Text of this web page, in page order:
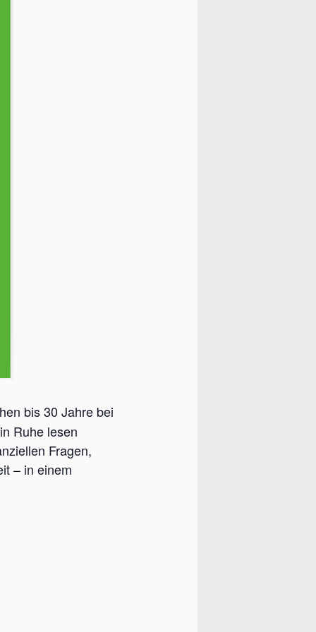
bis 30 Jahre bei
Ruhe lesen
Fragen,
– in einem